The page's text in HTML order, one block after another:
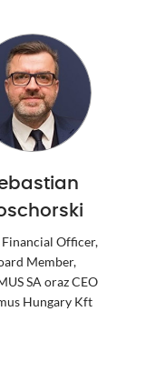
Officer,
Member,
SA oraz CEO
Hungary Kft